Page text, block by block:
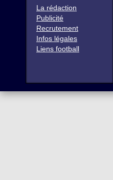
La rédaction
Publicité
Recrutement
Infos légales
Liens football